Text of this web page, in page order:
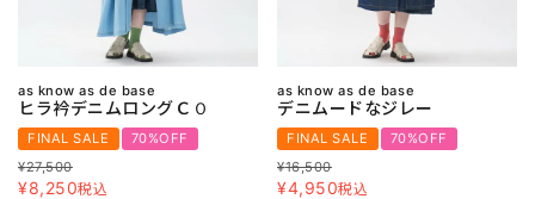
as know as de base
ヒラ衿デニムロングＣＯ
FINAL SALE
70%OFF
¥27,500
¥8,250税込
as know as de base
デニムードなジレー
FINAL SALE
70%OFF
¥16,500
¥4,950税込